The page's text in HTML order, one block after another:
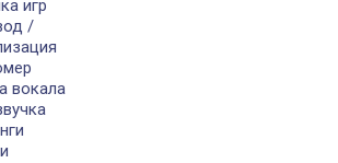
игр
/
вокала